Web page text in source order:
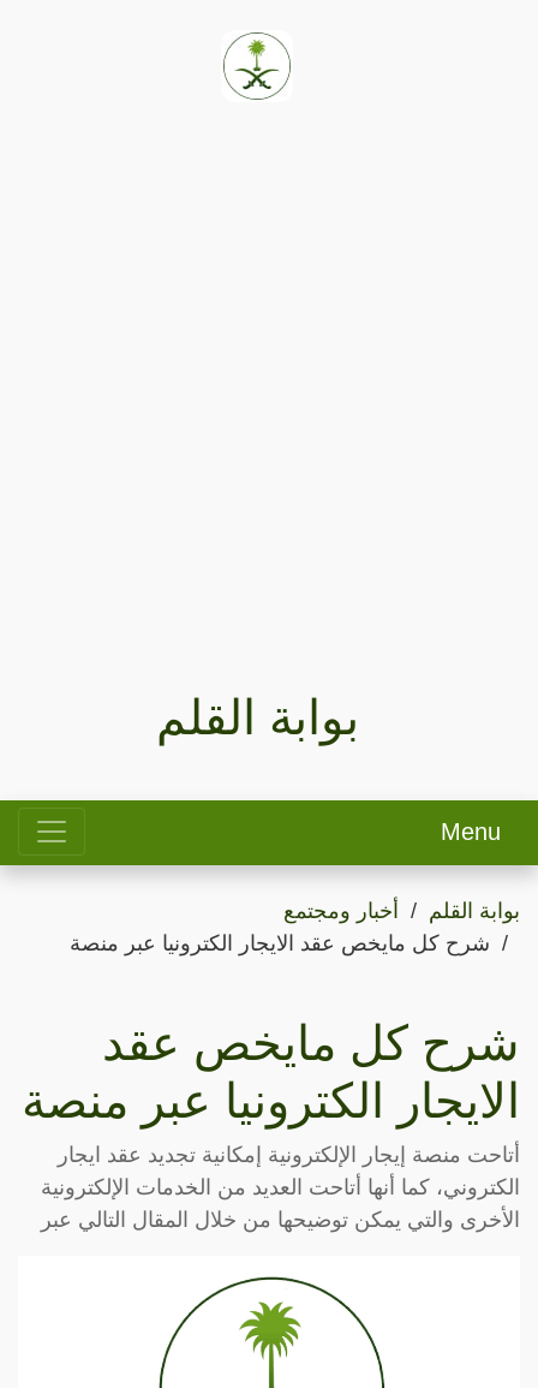
بوابة القلم
Menu
بوابة القلم
أخبار ومجتمع
شرح كل مايخص عقد الايجار الكترونيا عبر منصة
شرح كل مايخص عقد
الايجار الكترونيا عبر منصة
أتاحت منصة إيجار الإلكترونية إمكانية تجديد عقد ايجار
الكتروني، كما أنها أتاحت العديد من الخدمات الإلكترونية
الأخرى والتي يمكن توضيحها من خلال المقال التالي عبر